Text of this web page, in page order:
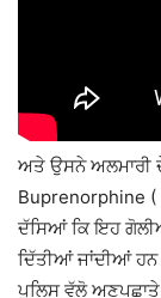
ਅਤੇ ਉਸਨੇ ਅਲਮਾਰੀ
Buprenorphine
ਦੱਸਿਆਂ ਕਿ ਇਹ
ਦਿੱਤੀਆਂ ਜਾਂਦੀਆਂ ਹਨ
ਪੁਲਿਸ ਵੱਲੋ